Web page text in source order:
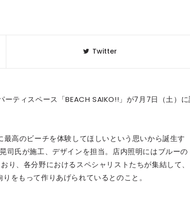
Twitter
ティスペース「BEACH SAIKO!!」が7月7日（土）に
高のビーチを体験してほしいという思いから誕生す
司氏が施工、デザインを担当。店内照明にはブルーの
、各分野におけるスペシャリストたちが集結して、
をもって作りあげられているとのこと。
のおすす
年最新】
2
ニュージ